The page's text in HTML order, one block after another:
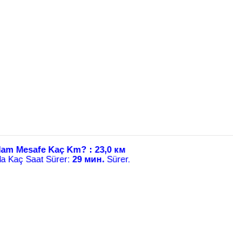
Mesafe Kaç Km? :23,0 км
Kaç Saat Sürer:29 мин. Sürer.